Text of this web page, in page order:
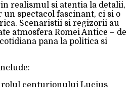
realismul si atentia la detalii,
un spectacol fascinant, ci si o
Scenaristii si regizorii au
atmosfera Romei Antice – de
pana la politica si